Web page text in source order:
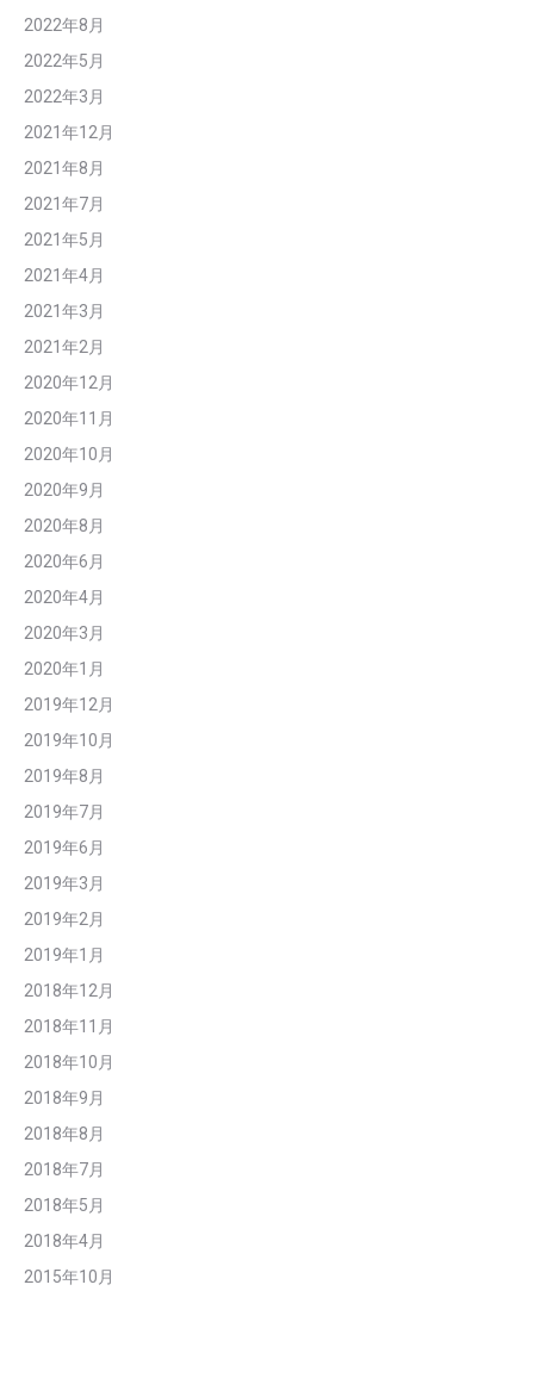
2022年8月
2022年5月
2022年3月
2021年12月
2021年8月
2021年7月
2021年5月
2021年4月
2021年3月
2021年2月
2020年12月
2020年11月
2020年10月
2020年9月
2020年8月
2020年6月
2020年4月
2020年3月
2020年1月
2019年12月
2019年10月
2019年8月
2019年7月
2019年6月
2019年3月
2019年2月
2019年1月
2018年12月
2018年11月
2018年10月
2018年9月
2018年8月
2018年7月
2018年5月
2018年4月
2015年10月